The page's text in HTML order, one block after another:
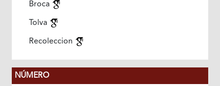
Broca
Tolva
Recoleccion
NÚMERO